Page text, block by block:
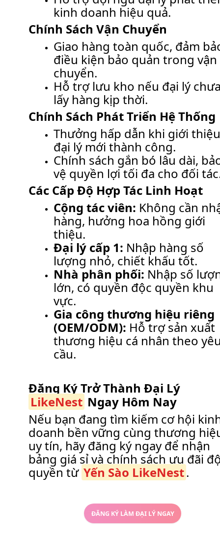
kinh doanh hiệu quả.
Chính Sách Vận Chuyển
Giao hàng toàn quốc, đảm
điều kiện bảo quản trong vận
chuyển.
Hỗ trợ lưu kho nếu đại lý
lấy hàng kịp thời.
Chính Sách Phát Triển Hệ Thống
Thưởng hấp dẫn khi giới
đại lý mới thành công.
Chính sách gắn bó lâu dài,
vệ quyền lợi tối đa cho đối
Các Cấp Độ Hợp Tác Linh Hoạt
Cộng tác viên: Không cần
hàng, hưởng hoa hồng giới
thiệu.
Đại lý cấp 1: Nhập hàng số
lượng nhỏ, chiết khấu tốt.
Nhà phân phối: Nhập số
lớn, có quyền độc quyền khu
vực.
Gia công thương hiệu riêng
(OEM/ODM): Hỗ trợ sản xuất
thương hiệu cá nhân theo
cầu.
Đăng Ký Trở Thành Đại Lý
LikeNest Ngay Hôm Nay
Nếu bạn đang tìm kiếm cơ hội
doanh bền vững cùng thương
uy tín, hãy đăng ký ngay để nhận
bảng giá sỉ và chính sách ưu đãi
quyền từ Yến Sào LikeNest.
ĐĂNG KÝ LÀM ĐẠI LÝ NGAY